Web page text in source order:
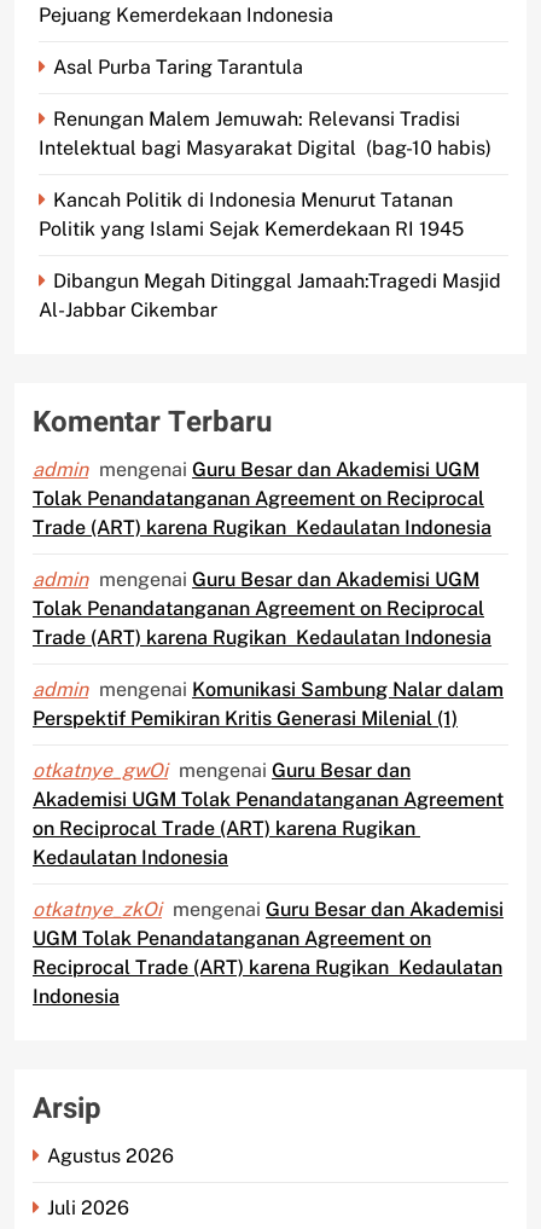
Pejuang Kemerdekaan Indonesia
Asal Purba Taring Tarantula
Renungan Malem Jemuwah: Relevansi Tradisi
Intelektual bagi Masyarakat Digital (bag-10 habis)
Kancah Politik di Indonesia Menurut Tatanan
Politik yang Islami Sejak Kemerdekaan RI 1945
Dibangun Megah Ditinggal Jamaah:Tragedi Masjid
Al-Jabbar Cikembar
Komentar Terbaru
admin mengenai Guru Besar dan Akademisi UGM
Tolak Penandatanganan Agreement on Reciprocal
Trade (ART) karena Rugikan Kedaulatan Indonesia
admin mengenai Guru Besar dan Akademisi UGM
Tolak Penandatanganan Agreement on Reciprocal
Trade (ART) karena Rugikan Kedaulatan Indonesia
admin mengenai Komunikasi Sambung Nalar dalam
Perspektif Pemikiran Kritis Generasi Milenial (1)
otkatnye_gwOi mengenai Guru Besar dan
Akademisi UGM Tolak Penandatanganan Agreement
on Reciprocal Trade (ART) karena Rugikan
Kedaulatan Indonesia
otkatnye_zkOi mengenai Guru Besar dan Akademisi
UGM Tolak Penandatanganan Agreement on
Reciprocal Trade (ART) karena Rugikan Kedaulatan
Indonesia
Arsip
Agustus 2026
Juli 2026